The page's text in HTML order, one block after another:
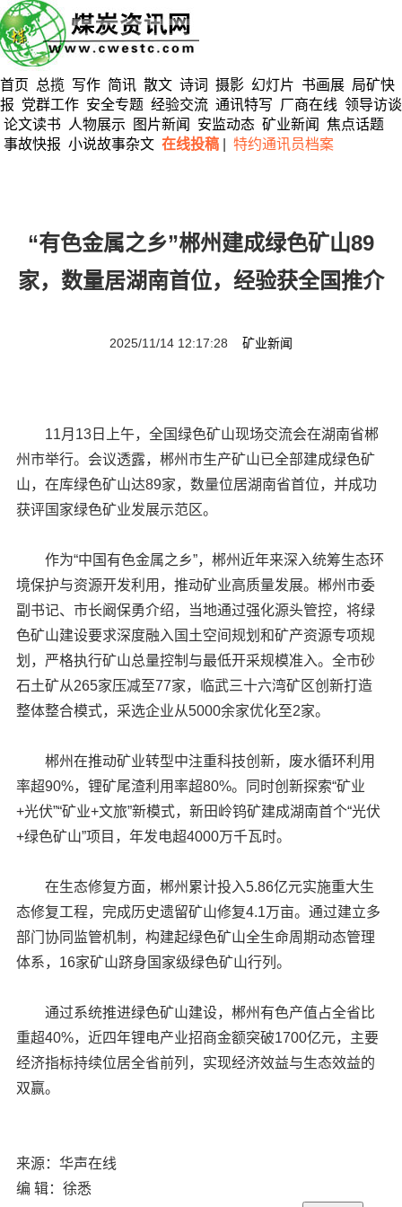
首页 总揽 写作 简讯 散文 诗词 摄影 幻灯片 书画展 局矿快
报 党群工作 安全专题 经验交流 通讯特写 厂商在线 领导访谈
论文读书
人物展示 图片新闻 安监动态 矿业新闻
焦点话题
事故快报 小说故事杂文 在线投稿 特约通讯员档案
“有色金属之乡”郴州建成绿色矿山89
家，数量居湖南首位，经验获全国推介
2025/11/14 12:17:28 矿业新闻
11月13日上午，全国绿色矿山现场交流会在湖南省郴
州市举行。会议透露，郴州市生产矿山已全部建成绿色矿
山，在库绿色矿山达89家，数量位居湖南省首位，并成功
获评国家绿色矿业发展示范区。
作为“中国有色金属之乡”，郴州近年来深入统筹生态环
境保护与资源开发利用，推动矿业高质量发展。郴州市委
副书记、市长阚保勇介绍，当地通过强化源头管控，将绿
色矿山建设要求深度融入国土空间规划和矿产资源专项规
划，严格执行矿山总量控制与最低开采规模准入。全市砂
石土矿从265家压减至77家，临武三十六湾矿区创新打造
整体整合模式，采选企业从5000余家优化至2家。
郴州在推动矿业转型中注重科技创新，废水循环利用
率超90%，锂矿尾渣利用率超80%。同时创新探索“矿业
+光伏”“矿业+文旅”新模式，新田岭钨矿建成湖南首个“光伏
+绿色矿山”项目，年发电超4000万千瓦时。
在生态修复方面，郴州累计投入5.86亿元实施重大生
态修复工程，完成历史遗留矿山修复4.1万亩。通过建立多
部门协同监管机制，构建起绿色矿山全生命周期动态管理
体系，16家矿山跻身国家级绿色矿山行列。
通过系统推进绿色矿山建设，郴州有色产值占全省比
重超40%，近四年锂电产业招商金额突破1700亿元，主要
经济指标持续位居全省前列，实现经济效益与生态效益的
双赢。
来源：华声在线
编 辑：徐悉